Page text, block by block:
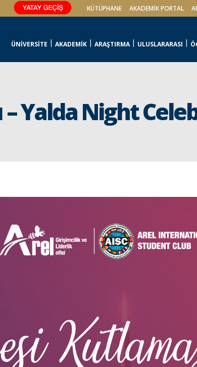
KÜTÜPHANE AKADEMİK PORTAL
ÜNİVERSİTE AKADEMİK ARAŞTIRMA ULUSLARARASI
– Yalda Night